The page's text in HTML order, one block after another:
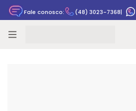
Fale conosco: (48) 3023-7368|